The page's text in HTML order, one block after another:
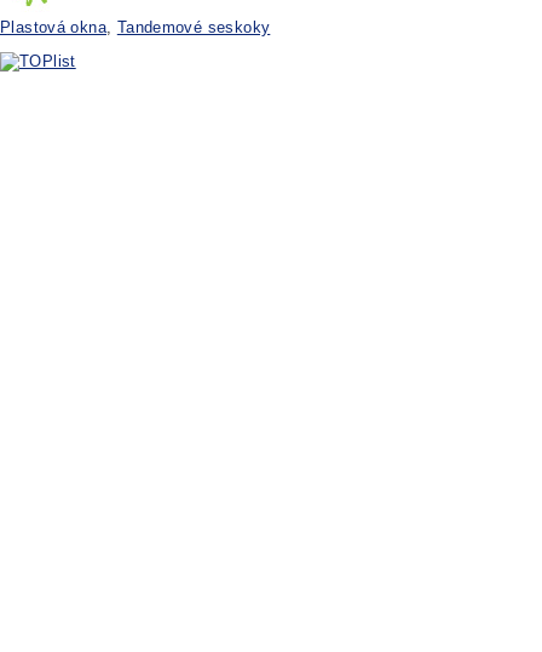
Plastová okna, Tandemové seskoky